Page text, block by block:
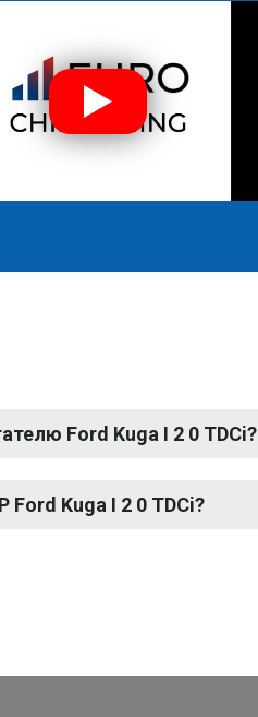
Ford Kuga I 2 0 TDCi?
Kuga I 2 0 TDCi?